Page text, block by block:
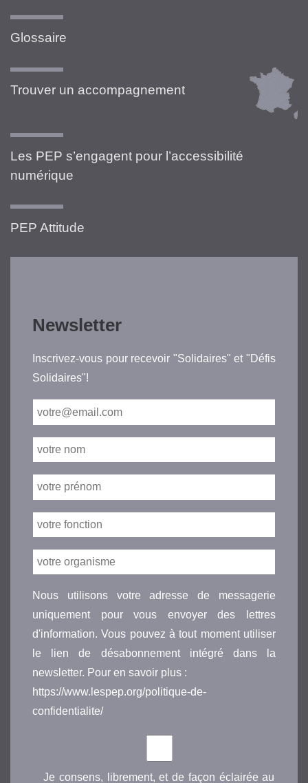
Glossaire
Trouver un accompagnement
Les PEP s’engagent pour l’accessibilité
numérique
PEP Attitude
Newsletter
Inscrivez-vous pour recevoir "Solidaires" et "Défis
Solidaires"!
Nous utilisons votre adresse de messagerie
uniquement pour vous envoyer des lettres
d'information. Vous pouvez à tout moment utiliser
le lien de désabonnement intégré dans la
newsletter. Pour en savoir plus :
https://www.lespep.org/politique-de-
confidentialite/
Je consens, librement, et de façon éclairée au